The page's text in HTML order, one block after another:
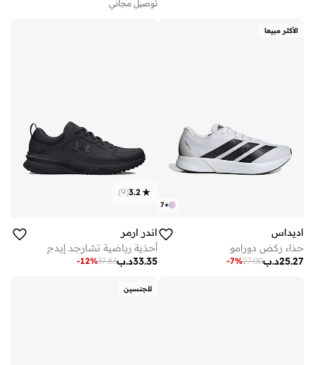
توصيل مجاني
الأكثر مبيعا
+
7
اديداس
حذاء ركض دورامو
د.ب25.27
27.00
-7%
3.2
(
9
)
اندر ارمر
أحذية رياضية تشارجد إيدج
د.ب33.35
37.83
-12%
للجنسين